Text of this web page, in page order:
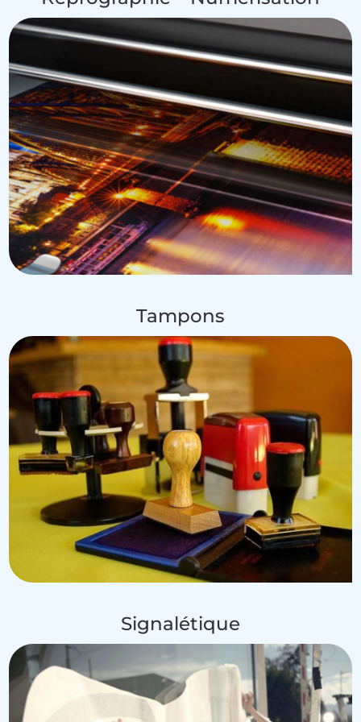
Tampons
Signalétique